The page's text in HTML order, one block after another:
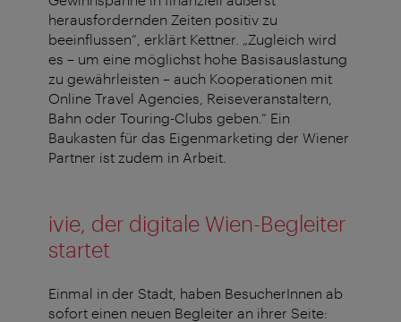
herausfordernden Zeiten positiv zu
beeinflussen“, erklärt Kettner. „Zugleich wird
es – um eine möglichst hohe Basisauslastung
zu gewährleisten – auch Kooperationen mit
Online Travel Agencies, Reiseveranstaltern,
Bahn oder Touring-Clubs geben.“ Ein
Baukasten für das Eigenmarketing der Wiener
Partner ist zudem in Arbeit.
ivie, der digitale Wien-Begleiter
startet
Einmal in der Stadt, haben BesucherInnen ab
sofort einen neuen Begleiter an ihrer Seite: